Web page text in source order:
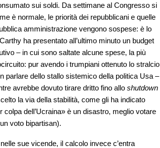
sui soldi. Da settimane al Congresso si
è normale, le priorità dei repubblicani e quelle
amministrazione vengono sospese: è lo
ha presentato all’ultimo minuto un budget
– in cui sono saltate alcune spese, la più
pur avendo i trumpiani ottenuto lo stralcio
parlare dello stallo sistemico della politica Usa –
avrebbe dovuto tirare dritto fino allo shutdown
la via della stabilità, come gli ha indicato
colpa dell’Ucraina» è un disastro, meglio votare
voto bipartisan).
sue vicende, il calcolo invece c’entra